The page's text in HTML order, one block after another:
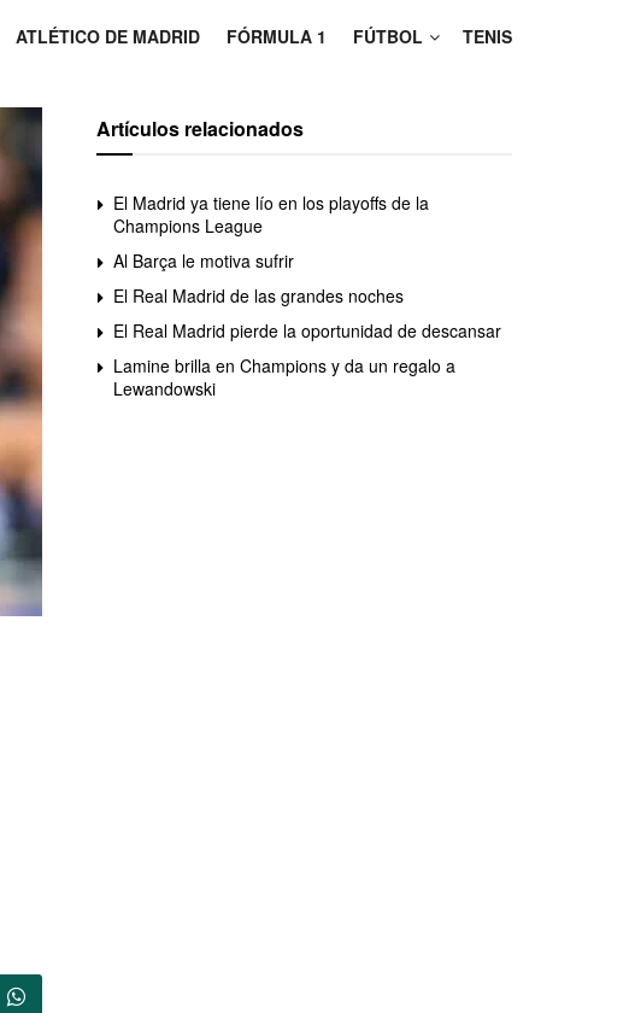
ATLÉTICO DE MADRID FÓRMULA 1 FÚTBOL TENIS
Artículos relacionados
El Madrid ya tiene lío en los playoffs de la
Champions League
Al Barça le motiva sufrir
El Real Madrid de las grandes noches
El Real Madrid pierde la oportunidad de descansar
Lamine brilla en Champions y da un regalo a
Lewandowski